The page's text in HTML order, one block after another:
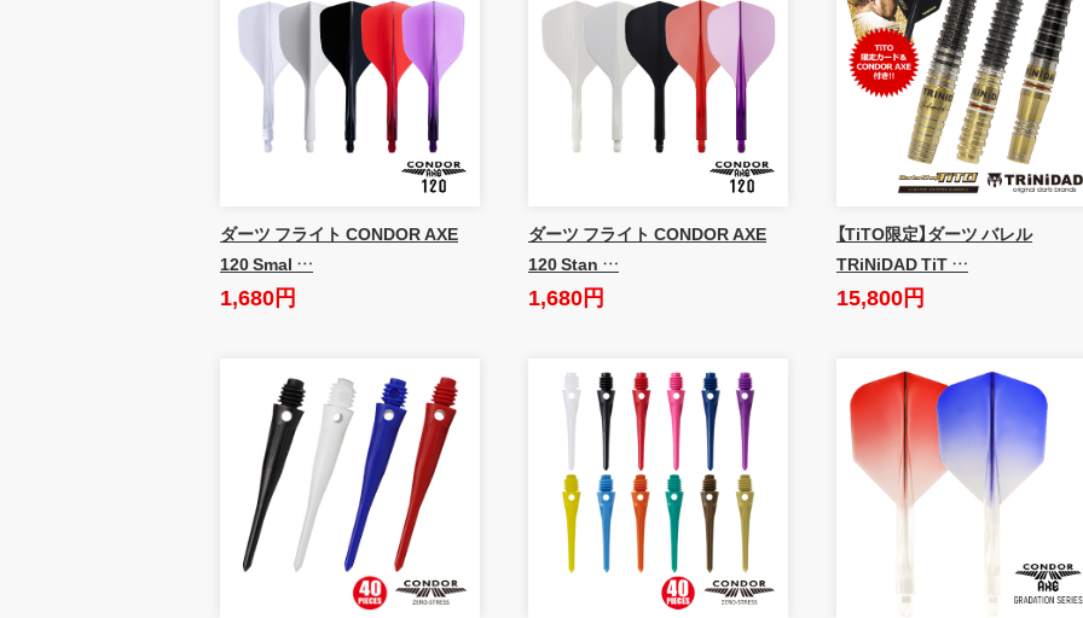
ダーツ フライト CONDOR AXE
120 Smal …
1,680円
ダーツ フライト CONDOR AXE
120 Stan …
1,680円
【TiTO限定】ダーツ バレル
TRiNiDAD TiT …
15,800円